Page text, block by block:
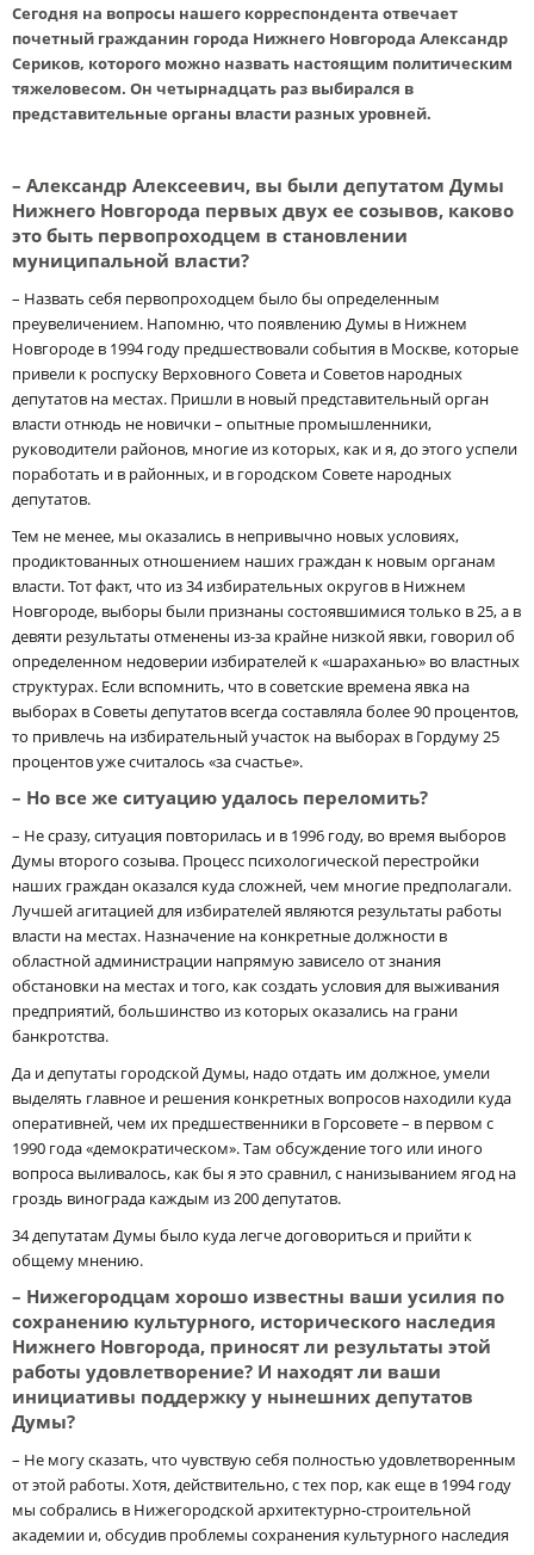
Сегодня на вопросы нашего корреспондента отвечает
почетный гражданин города Нижнего Новгорода Александр
Сериков, которого можно назвать настоящим политическим
тяжеловесом. Он четырнадцать раз выбирался в
представительные органы власти разных уровней.
– Александр Алексеевич, вы были депутатом Думы
Нижнего Новгорода первых двух ее созывов, каково
это быть первопроходцем в становлении
муниципальной власти?
– Назвать себя первопроходцем было бы определенным
преувеличением. Напомню, что появлению Думы в Нижнем
Новгороде в 1994 году предшествовали события в Москве, которые
привели к роспуску Верховного Совета и Советов народных
депутатов на местах. Пришли в новый представительный орган
власти отнюдь не новички – опытные промышленники,
руководители районов, многие из которых, как и я, до этого успели
поработать и в районных, и в городском Совете народных
депутатов.
Тем не менее, мы оказались в непривычно новых условиях,
продиктованных отношением наших граждан к новым органам
власти. Тот факт, что из 34 избирательных округов в Нижнем
Новгороде, выборы были признаны состоявшимися только в 25, а в
девяти результаты отменены из-за крайне низкой явки, говорил об
определенном недоверии избирателей к «шараханью» во властных
структурах. Если вспомнить, что в советские времена явка на
выборах в Советы депутатов всегда составляла более 90 процентов,
то привлечь на избирательный участок на выборах в Гордуму 25
процентов уже считалось «за счастье».
– Но все же ситуацию удалось переломить?
– Не сразу, ситуация повторилась и в 1996 году, во время выборов
Думы второго созыва. Процесс психологической перестройки
наших граж­дан оказался куда сложней, чем многие предполагали.
Лучшей агитацией для избирателей являются результаты работы
власти на местах. Назначение на конкретные должности в
областной администрации напрямую зависело от знания
обстановки на местах и того, как создать условия для выживания
предприятий, большинство из которых оказались на грани
банкротства.
Да и депутаты городской Думы, надо отдать им должное, умели
выделять главное и решения конкретных вопросов находили куда
оперативней, чем их предшественники в Горсовете – в первом с
1990 года «демократическом». Там обсуждение того или иного
вопроса выливалось, как бы я это сравнил, с нанизыванием ягод на
гроздь винограда каждым из 200 депутатов.
34 депутатам Думы было куда легче договориться и прийти к
общему мнению.
– Нижегородцам хорошо известны ваши усилия по
сохранению культурного, исторического наследия
Нижнего Новгорода, приносят ли результаты этой
работы удовлетворение? И находят ли ваши
инициативы поддержку у нынешних депутатов
Думы?
– Не могу сказать, что чувствую себя полностью удовлетворенным
от этой работы. Хотя, действительно, с тех пор, как еще в 1994 году
мы собрались в Нижегородской архитектурно-строительной
академии и, обсудив проблемы сохранения культурного наследия